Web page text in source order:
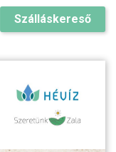
Szálláskereső